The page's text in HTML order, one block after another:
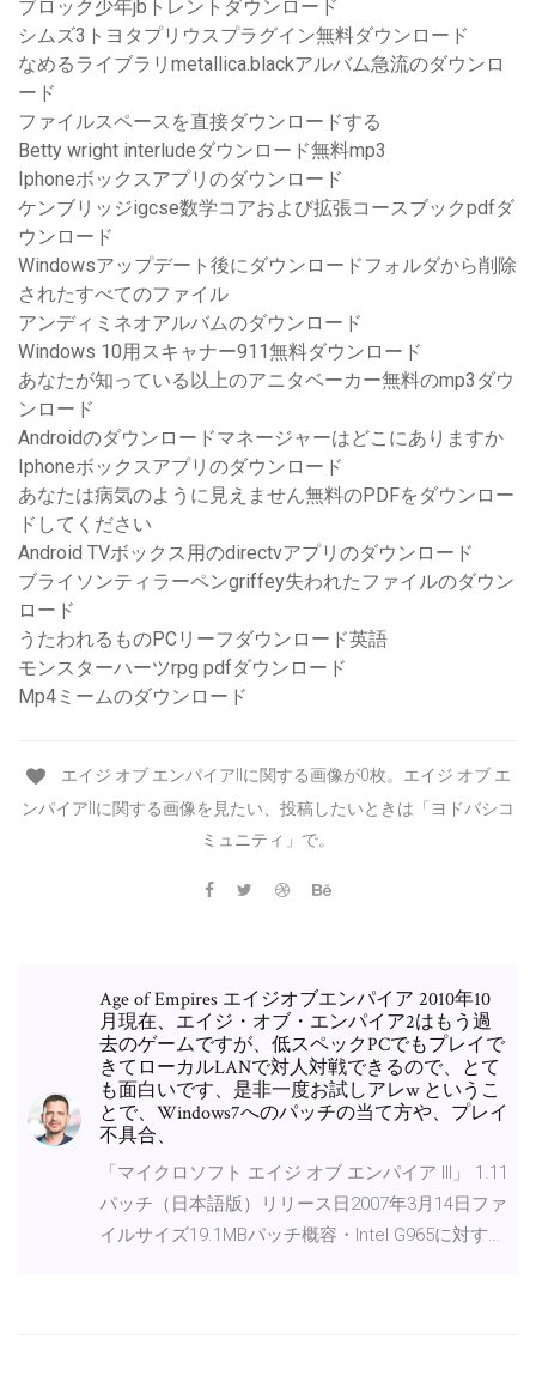
ブロック少年jbトレントダウンロード
シムズ3トヨタプリウスプラグイン無料ダウンロード
なめるライブラリmetallica.blackアルバム急流のダウンロ
ード
ファイルスペースを直接ダウンロードする
Betty wright interludeダウンロード無料mp3
Iphoneボックスアプリのダウンロード
ケンブリッジigcse数学コアおよび拡張コースブックpdfダ
ウンロード
Windowsアップデート後にダウンロードフォルダから削除
されたすべてのファイル
アンディミネオアルバムのダウンロード
Windows 10用スキャナー911無料ダウンロード
あなたが知っている以上のアニタベーカー無料のmp3ダウ
ンロード
Androidのダウンロードマネージャーはどこにありますか
Iphoneボックスアプリのダウンロード
あなたは病気のように見えません無料のPDFをダウンロー
ドしてください
Android TVボックス用のdirectvアプリのダウンロード
ブライソンティラーペンgriffey失われたファイルのダウン
ロード
うたわれるものPCリーフダウンロード英語
モンスターハーツrpg pdfダウンロード
Mp4ミームのダウンロード
エイジ オブ エンパイアllに関する画像が0枚。エイジ オブ エ
ンパイアllに関する画像を見たい、投稿したいときは「ヨドバシコ
ミュニティ」で。
Age of Empires エイジオブエンパイア 2010年10
月現在、エイジ・オブ・エンパイア2はもう過
去のゲームですが、低スペックPCでもプレイで
きてローカルLANで対人対戦できるので、とて
も面白いです、是非一度お試しアレw というこ
とで、Windows7へのパッチの当て方や、プレイ
不具合、
「マイクロソフト エイジ オブ エンパイア III」 1.11
パッチ（日本語版）リリース日2007年3月14日ファ
イルサイズ19.1MBパッチ概容・Intel G965に対す…